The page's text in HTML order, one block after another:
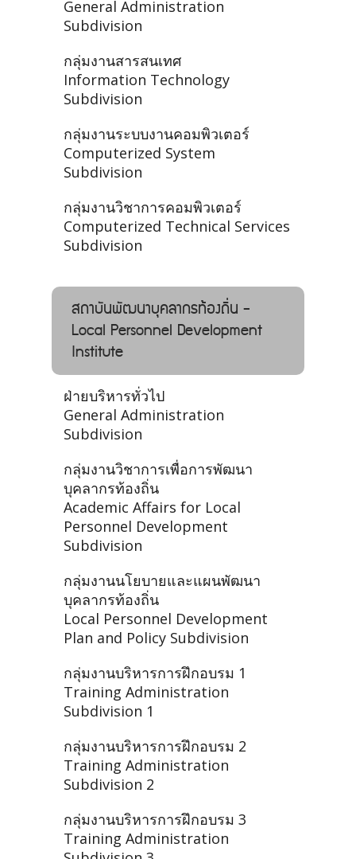
General Administration
Subdivision
กลุ่มงานสารสนเทศ
Information Technology
Subdivision
กลุ่มงานระบบงานคอมพิวเตอร์
Computerized System
Subdivision
กลุ่มงานวิชาการคอมพิวเตอร์
Computerized Technical Services
Subdivision
สถาบันพัฒนาบุคลากรท้องถิ่น -
Local Personnel Development
Institute
ฝ่ายบริหารทั่วไป
General Administration
Subdivision
กลุ่มงานวิชาการเพื่อการพัฒนา
บุคลากรท้องถิ่น
Academic Affairs for Local
Personnel Development
Subdivision
กลุ่มงานนโยบายและแผนพัฒนา
บุคลากรท้องถิ่น
Local Personnel Development
Plan and Policy Subdivision
กลุ่มงานบริหารการฝึกอบรม 1
Training Administration
Subdivision 1
กลุ่มงานบริหารการฝึกอบรม 2
Training Administration
Subdivision 2
กลุ่มงานบริหารการฝึกอบรม 3
Training Administration